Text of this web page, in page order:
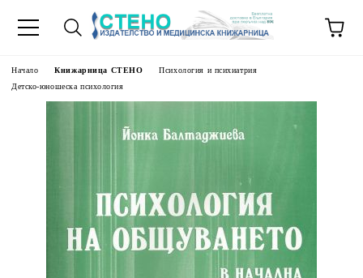
Начало Книжарница СТЕНО
Психология и психиатрия
Детско-юношеска психология